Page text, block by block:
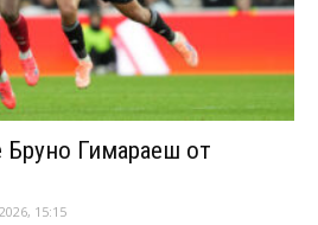
Бруно Гимараеш от
15:15